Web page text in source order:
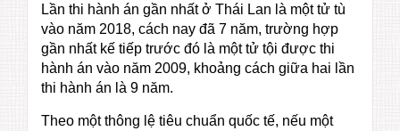
Lần thi hành án gần nhất ở Thái Lan là một tử tù
vào năm 2018, cách nay đã 7 năm, trường hợp
gần nhất kế tiếp trước đó là một tử tội được thi
hành án vào năm 2009, khoảng cách giữa hai lần
thi hành án là 9 năm.
Theo một thông lệ tiêu chuẩn quốc tế, nếu một